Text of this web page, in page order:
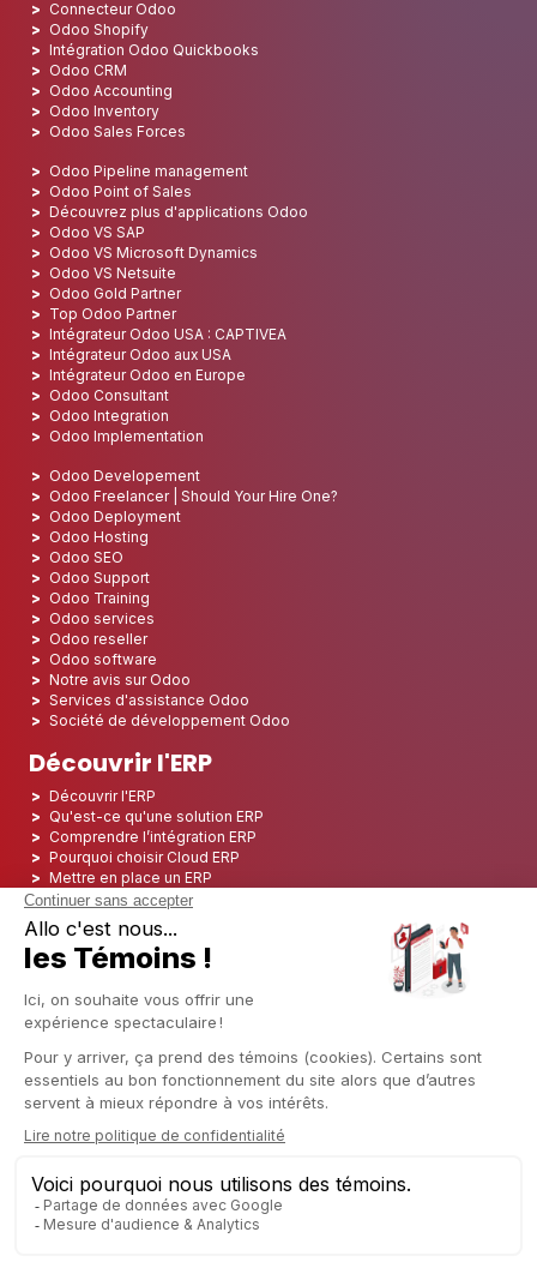
Connecteur Odoo
Odoo Shopify
Intégration Odoo Quickbooks
Odoo CRM
Odoo Accounting
Odoo Inventory
Odoo Sales Forces
Odoo Pipeline management
Odoo Point of Sales
Découvrez plus d'applications Odoo
Odoo VS SAP
Odoo VS Microsoft Dynamics
Odoo VS Netsuite
Odoo Gold Partner
Top Odoo Partner
Intégrateur Odoo USA : CAPTIVEA
Intégrateur Odoo aux USA
Intégrateur Odoo en Europe
Odoo Consultant
Odoo Integration
Odoo Implementation
Odoo Developement
Odoo Freelancer | Should Your Hire One?
Odoo Deployment
Odoo Hosting
Odoo SEO
Odoo Support
Odoo Training
Odoo services
Odoo reseller
Odoo software
Notre avis sur Odoo
Services d'assistance Odoo
Société de développement Odoo
Découvrir l'ERP
Découvrir l'ERP
Qu'est-ce qu'une solution ERP
Comprendre l’intégration ERP
Pourquoi choisir Cloud ERP
Mettre en place un ERP
ERP Open Source
Logiciel ERP Open Source
Top 5 des ERP Open Source
ERP Integration
ERP Implementation
ERP Project
ERP System
Odoo ERP pour le secteur des assurances
Odoo ERP pour le secteur de la logistique
Odoo ERP pour l'industrie du CBD
Odoo ERP pour l'industrie manufacturière